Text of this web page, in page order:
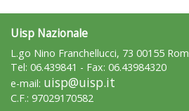
Uisp Nazionale
L.go Nino Franchellucci, 73 00155
Tel: 06.439841 - Fax: 06.43984320
e-mail: uisp@uisp.it
C.F.: 97029170582